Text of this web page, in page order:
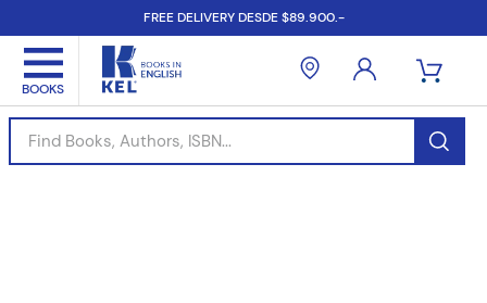
FREE DELIVERY DESDE $89.900.-
Find Books, Authors, ISBN...